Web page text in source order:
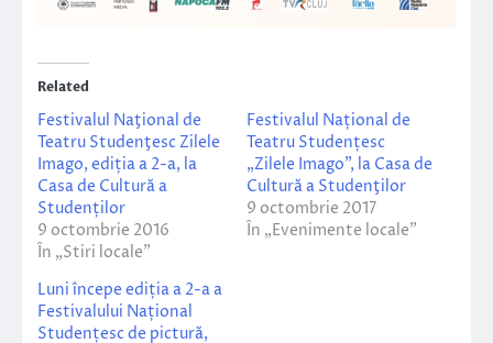
Related
Festivalul Naţional de
Teatru Studenţesc Zilele
Imago, ediția a 2-a, la
Casa de Cultură a
Studenților
9 octombrie 2016
În „Stiri locale”
Festivalul Național de
Teatru Studențesc
„Zilele Imago”, la Casa de
Cultură a Studenţilor
9 octombrie 2017
În „Evenimente locale”
Luni începe ediția a 2-a a
Festivalului Național
Studențesc de pictură,